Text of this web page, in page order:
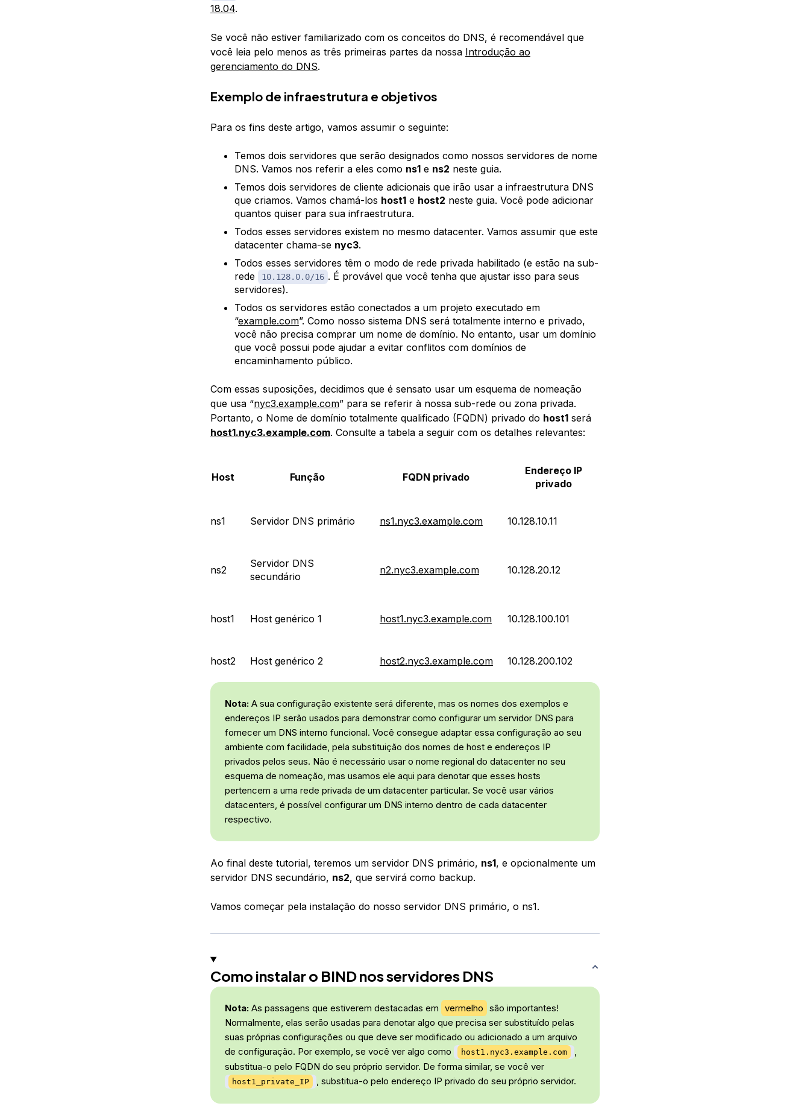
18.04.
Se você não estiver familiarizado com os conceitos do DNS, é recomendável que
você leia pelo menos as três primeiras partes da nossa Introdução ao
gerenciamento do DNS.
Exemplo de infraestrutura e objetivos
Para os fins deste artigo, vamos assumir o seguinte:
Temos dois servidores que serão designados como nossos servidores de nome
DNS. Vamos nos referir a eles como ns1e ns2 neste guia.
Temos dois servidores de cliente adicionais que irão usar a infraestrutura DNS
que criamos. Vamos chamá-los host1e host2 neste guia. Você pode adicionar
quantos quiser para sua infraestrutura.
Todos esses servidores existem no mesmo datacenter. Vamos assumir que este
datacenter chama-se nyc3.
Todos esses servidores têm o modo de rede privada habilitado (e estão na sub-
rede
10.128.0.0/16 . É provável que você tenha que ajustar isso para seus
servidores).
Todos os servidores estão conectados a um projeto executado em
“example.com”. Como nosso sistema DNS será totalmente interno e privado,
você não precisa comprar um nome de domínio. No entanto, usar um domínio
que você possui pode ajudar a evitar conflitos com domínios de
encaminhamento público.
Com essas suposições, decidimos que é sensato usar um esquema de nomeação
que usa “nyc3.example.com” para se referir à nossa sub-rede ou zona privada.
Portanto, o Nome de domínio totalmente qualificado (FQDN) privado do host1será
host1.nyc3.example.com. Consulte a tabela a seguir com os detalhes relevantes:
Host Função FQDN privado
Endereço IP
privado
ns1 Servidor DNS primário ns1.nyc3.example.com 10.128.10.11
ns2
Servidor DNS
secundário
n2.nyc3.example.com 10.128.20.12
host1 Host genérico 1 host1.nyc3.example.com 10.128.100.101
host2 Host genérico 2 host2.nyc3.example.com 10.128.200.102
Nota:A sua configuração existente será diferente, mas os nomes dos exemplos e
endereços IP serão usados para demonstrar como configurar um servidor DNS para
fornecer um DNS interno funcional. Você consegue adaptar essa configuração ao seu
ambiente com facilidade, pela substituição dos nomes de host e endereços IP
privados pelos seus. Não é necessário usar o nome regional do datacenter no seu
esquema de nomeação, mas usamos ele aqui para denotar que esses hosts
pertencem a uma rede privada de um datacenter particular. Se você usar vários
datacenters, é possível configurar um DNS interno dentro de cada datacenter
respectivo.
Ao final deste tutorial, teremos um servidor DNS primário, ns1, e opcionalmente um
servidor DNS secundário, ns2, que servirá como backup.
Vamos começar pela instalação do nosso servidor DNS primário, o ns1.
Como instalar o BIND nos servidores DNS
Nota:As passagens que estiverem destacadas em vermelho são importantes!
Normalmente, elas serão usadas para denotar algo que precisa ser substituído pelas
suas próprias configurações ou que deve ser modificado ou adicionado a um arquivo
de configuração. Por exemplo, se você ver algo como
host1.nyc3.example.com
,
substitua-o pelo FQDN do seu próprio servidor. De forma similar, se você ver
host1_private_IP , substitua-o pelo endereço IP privado do seu próprio servidor.